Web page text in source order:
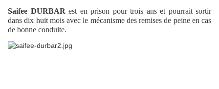
Saifee DURBAR est en prison pour trois ans et pourrait sortir
dans dix huit mois avec le mécanisme des remises de peine en cas
de bonne conduite.